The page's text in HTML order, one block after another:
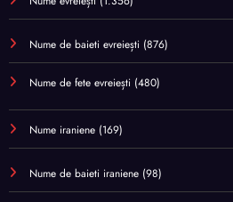
Nume de baieti evreiești (876)
Nume de fete evreiești (480)
Nume iraniene (169)
Nume de baieti iraniene (98)